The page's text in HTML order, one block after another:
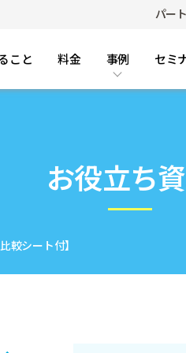
パー
こと 料金 事例 セミ
お役立ち
較シート付】